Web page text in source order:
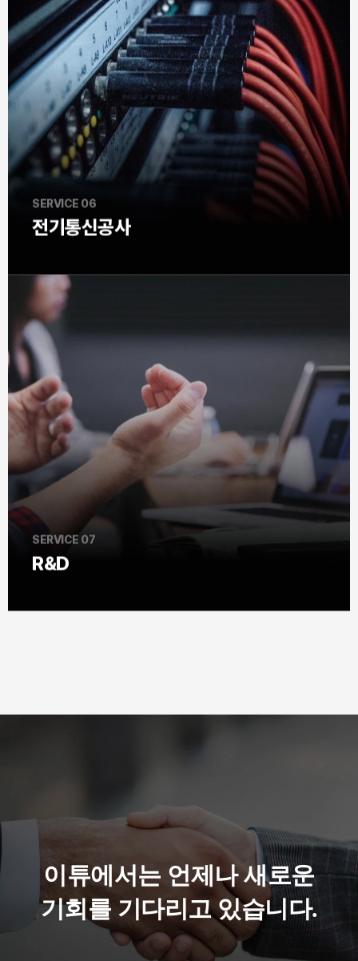
SERVICE 06
전기통신공사
SERVICE 07
R&D
이튜에서는 언제나 새로운
기회를 기다리고 있습니다.